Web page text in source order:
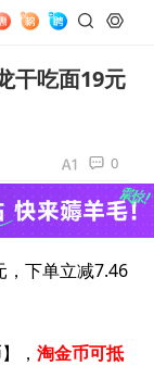
干吃面19元
0
，下单立减7.46
， 淘金币可抵